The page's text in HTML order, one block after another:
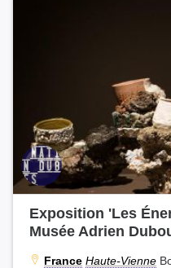
Exposition 'Les
Musée Adrien
France Haute-Vienne